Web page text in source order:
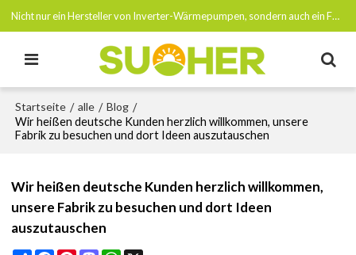
Nicht nur ein Hersteller von Inverter-Wärmepumpen, sondern auch ein Förderer von Netto-Null-Emissionen bis 2050
Startseite / alle / Blog /
Wir heißen deutsche Kunden herzlich willkommen, unsere
Fabrik zu besuchen und dort Ideen auszutauschen
Wir heißen deutsche Kunden herzlich willkommen,
unsere Fabrik zu besuchen und dort Ideen
auszutauschen